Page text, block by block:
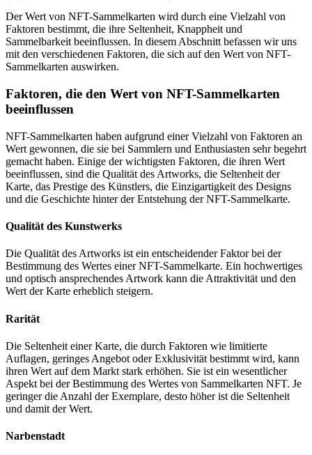
Der Wert von NFT-Sammelkarten wird durch eine Vielzahl von
Faktoren bestimmt, die ihre Seltenheit, Knappheit und
Sammelbarkeit beeinflussen. In diesem Abschnitt befassen wir uns
mit den verschiedenen Faktoren, die sich auf den Wert von NFT-
Sammelkarten auswirken.
Faktoren, die den Wert von NFT-Sammelkarten
beeinflussen
NFT-Sammelkarten haben aufgrund einer Vielzahl von Faktoren an
Wert gewonnen, die sie bei Sammlern und Enthusiasten sehr begehrt
gemacht haben. Einige der wichtigsten Faktoren, die ihren Wert
beeinflussen, sind die Qualität des Artworks, die Seltenheit der
Karte, das Prestige des Künstlers, die Einzigartigkeit des Designs
und die Geschichte hinter der Entstehung der NFT-Sammelkarte.
Qualität des Kunstwerks
Die Qualität des Artworks ist ein entscheidender Faktor bei der
Bestimmung des Wertes einer NFT-Sammelkarte. Ein hochwertiges
und optisch ansprechendes Artwork kann die Attraktivität und den
Wert der Karte erheblich steigern.
Rarität
Die Seltenheit einer Karte, die durch Faktoren wie limitierte
Auflagen, geringes Angebot oder Exklusivität bestimmt wird, kann
ihren Wert auf dem Markt stark erhöhen. Sie ist ein wesentlicher
Aspekt bei der Bestimmung des Wertes von Sammelkarten NFT. Je
geringer die Anzahl der Exemplare, desto höher ist die Seltenheit
und damit der Wert.
Narbenstadt